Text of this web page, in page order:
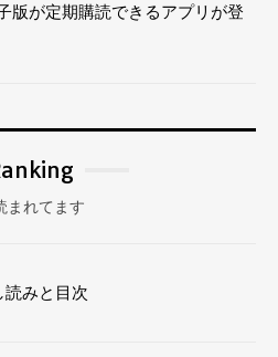
版が定期購読できるアプリが登
まれてます
読みと目次